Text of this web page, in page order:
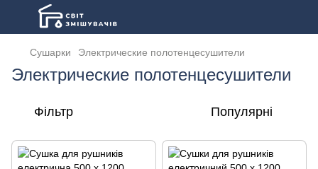
Сушарки Электрические полотенцесушители
Электрические полотенцесушители
Фільтр Популярні